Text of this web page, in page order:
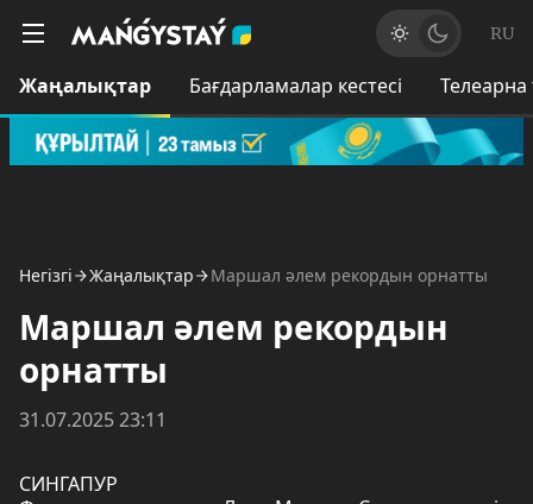
RU
Жаңалықтар Бағдарламалар кестесі
Негізгі Жаңалықтар Маршал әлем рекордын орнатты
Маршал әлем рекордын
орнатты
31.07.2025 23:11
СИНГАПУР